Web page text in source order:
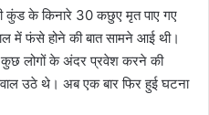
कुंड के किनारे 30 कछुए मृत पाए गए
फंसे होने की बात सामने आई थी।
कुछ लोगों के अंदर प्रवेश करने की
उठे थे। अब एक बार फिर हुई घटना